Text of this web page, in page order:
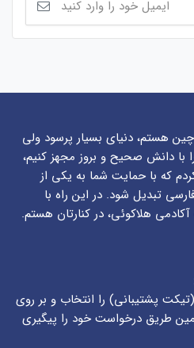
هستم، دنیای بسیار پرسود ولی
دانش صحیح و بروز مجهز کنیم،
که با حمایت شما به یکی از
تبدیل شود. در این راه با
هلاکوئی، در کنارتان هستم.
تیکت پشتیبانی) را انتخاب و بر روی
طریق درخواست خود را پیگیری